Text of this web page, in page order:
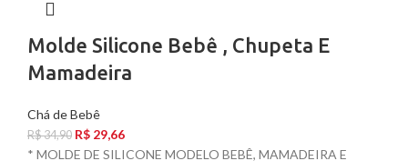
Molde Silicone Bebê , Chupeta E
Mamadeira
Chá de Bebê
R$34,90 R$ 29,66
* MOLDE DE SILICONE MODELO BEBÊ, MAMADEIRA E